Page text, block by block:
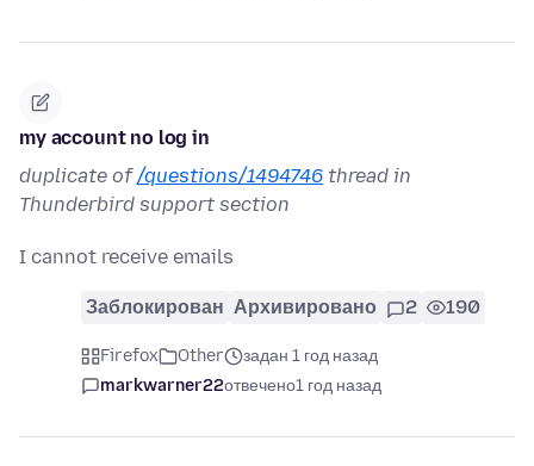
my account no log in
duplicate of/questions/1494746 thread in
Thunderbird support section
I cannot receive emails
Заблокирован Архивировано 2 190
Firefox Other
задан 1 год назад
markwarner22отвечено1 год назад